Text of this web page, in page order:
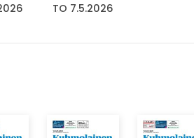
TO 7.5.2026